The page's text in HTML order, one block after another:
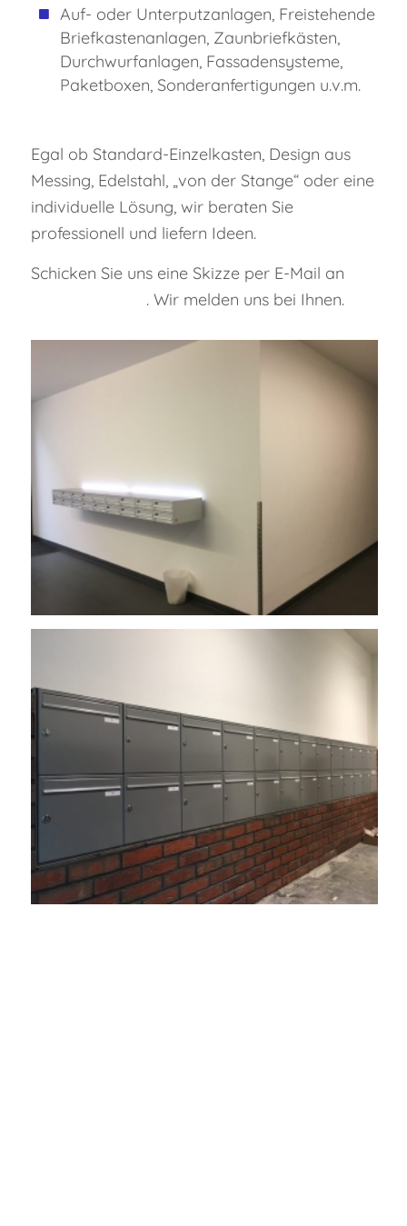
Auf- oder Unterputzanlagen, Freistehende
Briefkastenanlagen, Zaunbriefkästen,
Durchwurfanlagen, Fassadensysteme,
Paketboxen, Sonderanfertigungen u.v.m.
Egal ob Standard-Einzelkasten, Design aus
Messing, Edelstahl, „von der Stange“ oder eine
individuelle Lösung, wir beraten Sie
professionell und liefern Ideen.
Schicken Sie uns eine Skizze per E-Mail an
. Wir melden uns bei Ihnen.